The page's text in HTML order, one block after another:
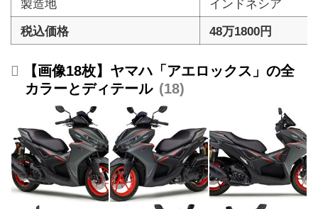
製造地
インドネシア
税込価格
48万1800円
【画像18枚】ヤマハ「アエロックス」の全
カラーとディテール
18